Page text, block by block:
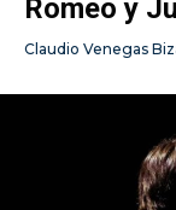
Romeo y
Claudio Venegas